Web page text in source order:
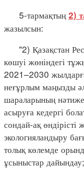
5-тармақтың 2)
жазылсын:
"2) Қазақстан
көшуі жөніндегі
2021–2030
неғұрлым маңызды
шараларының
асыруға кедергі
сондай-ақ өндірісті
экологияландыру
толық көлемде
ұсыныстар